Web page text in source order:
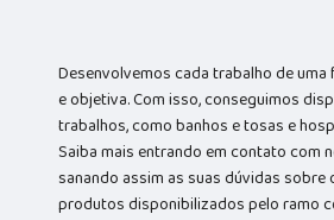
Desenvolvemos cada trabalho de
e objetiva. Com isso, conseguimos
trabalhos, como banhos e tosas e
Saiba mais entrando em contato com
sanando assim as suas dúvidas sobre
produtos disponibilizados pelo ramo